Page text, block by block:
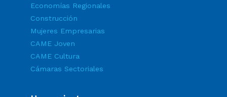
Economías Regionales
Construcción
Mujeres Empresarias
CAME Joven
CAME Cultura
Cámaras Sectoriales